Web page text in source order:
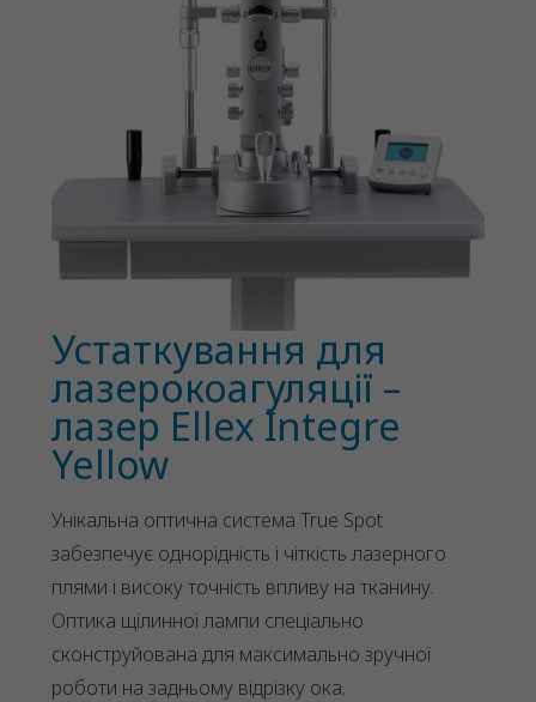
Устаткування для
лазерокоагуляції –
лазер Ellex Integre
Yellow
Унікальна оптична система True Spot
забезпечує однорідність і чіткість лазерного
плями і високу точність впливу на тканину.
Оптика щілинної лампи спеціально
сконструйована для максимально зручної
роботи на задньому відрізку ока.